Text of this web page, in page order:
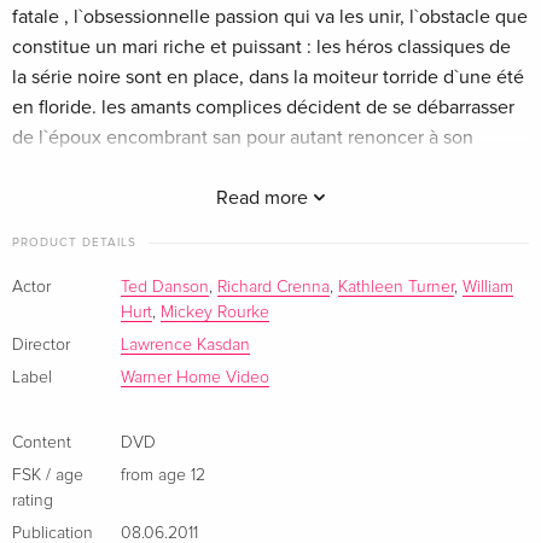
German
Standard edition — (selected)
French
Sold out
Deluxe Edition
Read more
fatale , l`obsessionnelle passion qui va les unir, l`obstacle que
constitue un mari riche et puissant : les héros classiques de
la série noire sont en place, dans la moiteur torride d`une été
en floride. les amants complices décident de se débarrasser
de l`époux encombrant san pour autant renoncer à son
la fièvre au corps est un thriller explosif dans la lignée des
meurtre, interprétée par deux superbes comédiens, william
hurt et kathleen turner, qui réussissent le difficile pari de
ressusciter le couple bogart-bacall.
PRODUCT DETAILS
Actor Ted Danson, Richard Crenna, Kathleen Turner, William
Hurt, Mickey Rourke
Director
Lawrence Kasdan
Label
Warner Home Video
Content
DVD
FSK / age
rating
from age 12
Publication
08.06.2011